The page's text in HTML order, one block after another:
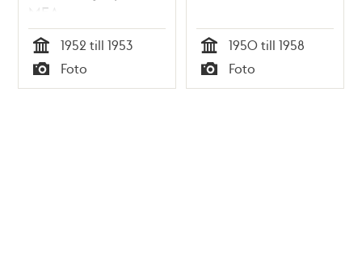
MEA
Tid
1952 till 1953
Typ
Foto Tid
1950 till 1958
Typ
Foto